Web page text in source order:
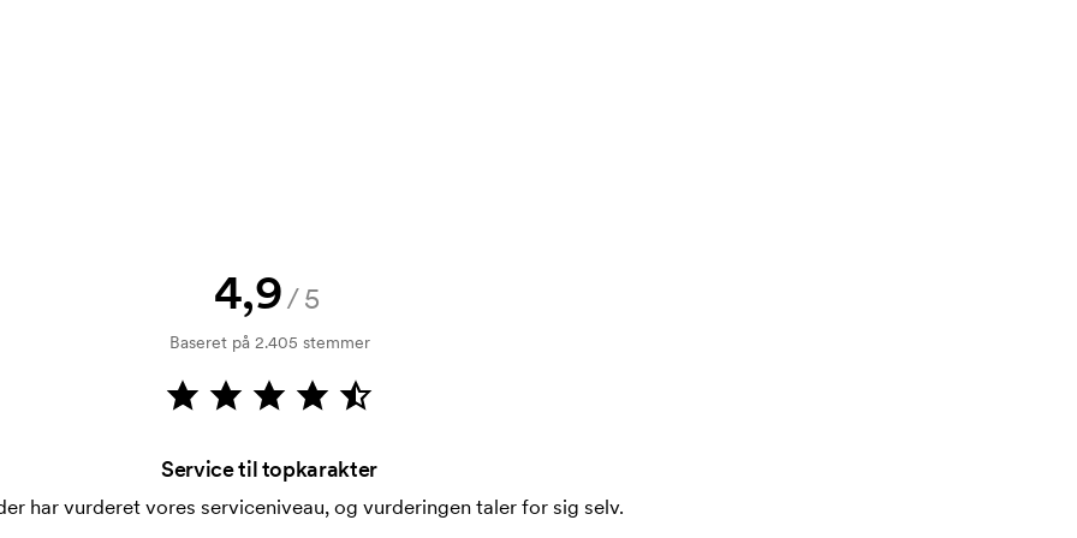
4,9/5
Baseret på 2.405 stemmer
Service til topkarakter
har vurderet vores serviceniveau, og vurderingen taler for sig selv.